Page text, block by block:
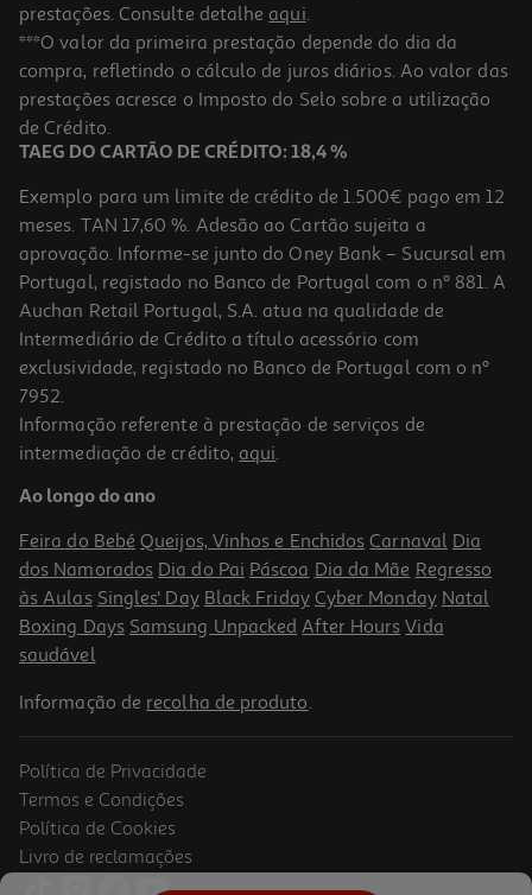
Waffer Dadinho Cremoso 90g
14.33 €/Kg
1,29 €
-11%
Biscoito Rosquinha Mabel Sabor Chocolate 300g
5.3 €/Kg
1,59 €
Promoção
prestações. Consulte detalhe aqui.
***O valor da primeira prestação depende do dia da
compra, refletindo o cálculo de juros diários. Ao valor das
prestações acresce o Imposto do Selo sobre a utilização
de Crédito.
TAEG DO CARTÃO DE CRÉDITO: 18,4 %
Exemplo para um limite de crédito de 1.500€ pago em 12
meses. TAN 17,60 %. Adesão ao Cartão sujeita a
aprovação. Informe-se junto do Oney Bank – Sucursal em
Portugal, registado no Banco de Portugal com o nº 881. A
Auchan Retail Portugal, S.A. atua na qualidade de
Intermediário de Crédito a título acessório com
exclusividade, registado no Banco de Portugal com o nº
7952.
Informação referente à prestação de serviços de
intermediação de crédito, aqui.
Ao longo do ano
Feira do Bebé Queijos, Vinhos e Enchidos Carnaval Dia
dos Namorados Dia do Pai Páscoa Dia da Mãe Regresso
às Aulas Singles' Day Black Friday Cyber Monday Natal
Boxing Days Samsung Unpacked After Hours Vida
saudável
Informação de recolha de produto.
Política de Privacidade
Termos e Condições
Política de Cookies
Livro de reclamações